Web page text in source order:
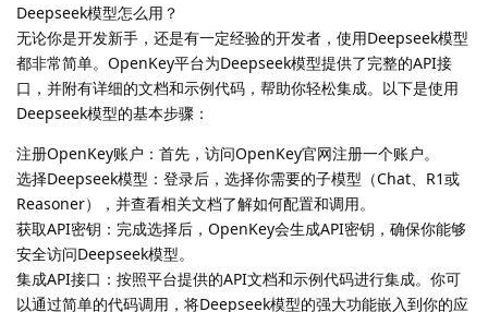
Deepseek模型怎么用？
无论你是开发新手，还是有一定经验的开发者，使用Deepseek模型
都非常简单。OpenKey平台为Deepseek模型提供了完整的API接
口，并附有详细的文档和示例代码，帮助你轻松集成。以下是使用
Deepseek模型的基本步骤：
注册OpenKey账户：首先，访问OpenKey官网注册一个账户。
选择Deepseek模型：登录后，选择你需要的子模型（Chat、R1或
Reasoner），并查看相关文档了解如何配置和调用。
获取API密钥：完成选择后，OpenKey会生成API密钥，确保你能够
安全访问Deepseek模型。
集成API接口：按照平台提供的API文档和示例代码进行集成。你可
以通过简单的代码调用，将Deepseek模型的强大功能嵌入到你的应